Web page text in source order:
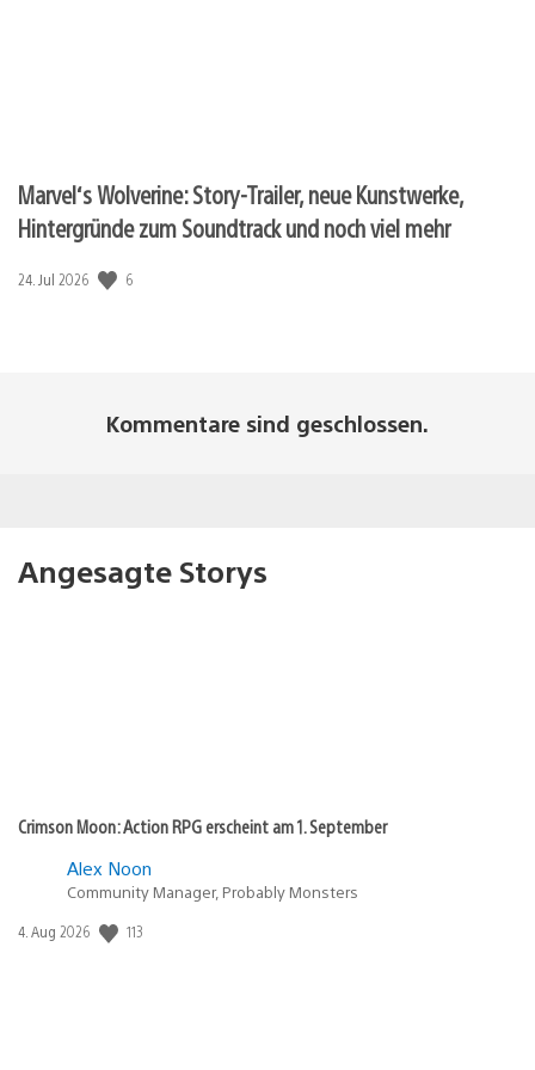
Marvel‘s Wolverine: Story-Trailer, neue Kunstwerke,
Hintergründe zum Soundtrack und noch viel mehr
Veröffentlichungsdatum:
24. Jul 2026 6
Kommentare sind geschlossen.
Angesagte Storys
Crimson Moon: Action RPG erscheint am 1. September
Alex Noon
Community Manager, Probably Monsters
Veröffentlichungsdatum:
4. Aug 2026 113